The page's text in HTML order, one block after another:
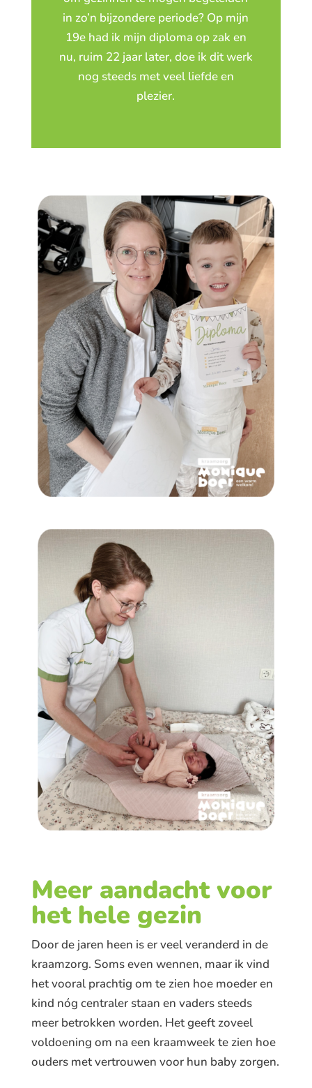
in zo’n bijzondere periode? Op mijn
19e had ik mijn diploma op zak en
nu, ruim 22 jaar later, doe ik dit werk
nog steeds met veel liefde en
plezier.
Meer aandacht voor
het hele gezin
Door de jaren heen is er veel veranderd in de
kraamzorg. Soms even wennen, maar ik vind
het vooral prachtig om te zien hoe moeder en
kind nóg centraler staan en vaders steeds
meer betrokken worden. Het geeft zoveel
voldoening om na een kraamweek te zien hoe
ouders met vertrouwen voor hun baby zorgen.